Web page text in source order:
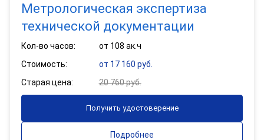
Метрологическая экспертиза
технической документации
Кол-во часов:
от 108 ак.ч
Стоимость:
от 17 160 руб.
Старая цена:
20 760 руб.
Получить удостоверение
Подробнее